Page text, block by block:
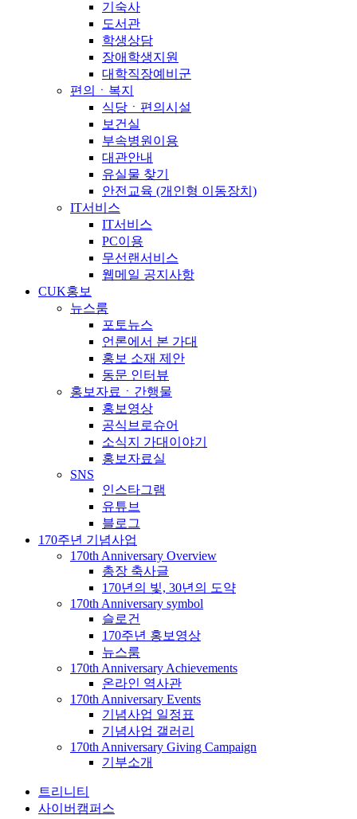
기숙사
도서관
학생상담
장애학생지원
대학직장예비군
편의ㆍ복지
식당ㆍ편의시설
보건실
부속병원이용
대관안내
유실물 찾기
안전교육 (개인형 이동장치)
IT서비스
IT서비스
PC이용
무선랜서비스
웹메일 공지사항
CUK홍보
뉴스룸
포토뉴스
언론에서 본 가대
홍보 소재 제안
동문 인터뷰
홍보자료ㆍ간행물
홍보영상
공식브로슈어
소식지 가대이야기
홍보자료실
SNS
인스타그램
유튜브
블로그
170주년 기념사업
170th Anniversary Overview
총장 축사글
170년의 빛, 30년의 도약
170th Anniversary symbol
슬로건
170주년 홍보영상
뉴스룸
170th Anniversary Achievements
온라인 역사관
170th Anniversary Events
기념사업 일정표
기념사업 갤러리
170th Anniversary Giving Campaign
기부소개
트리니티
사이버캠퍼스